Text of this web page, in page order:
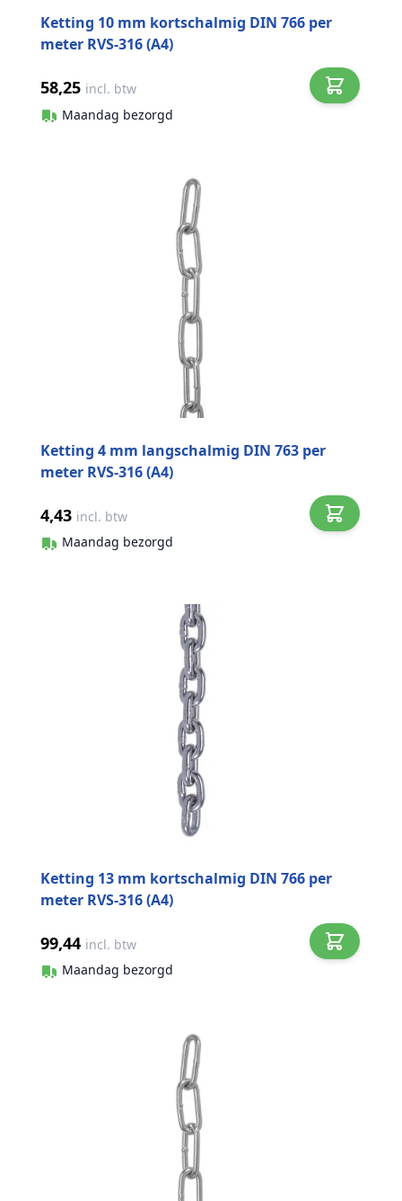
Ketting 10 mm kortschalmig DIN 766 per
meter RVS-316 (A4)
58,25 incl. btw
Maandag bezorgd
Ketting 4 mm langschalmig DIN 763 per
meter RVS-316 (A4)
4,43 incl. btw
Maandag bezorgd
Ketting 13 mm kortschalmig DIN 766 per
meter RVS-316 (A4)
99,44 incl. btw
Maandag bezorgd